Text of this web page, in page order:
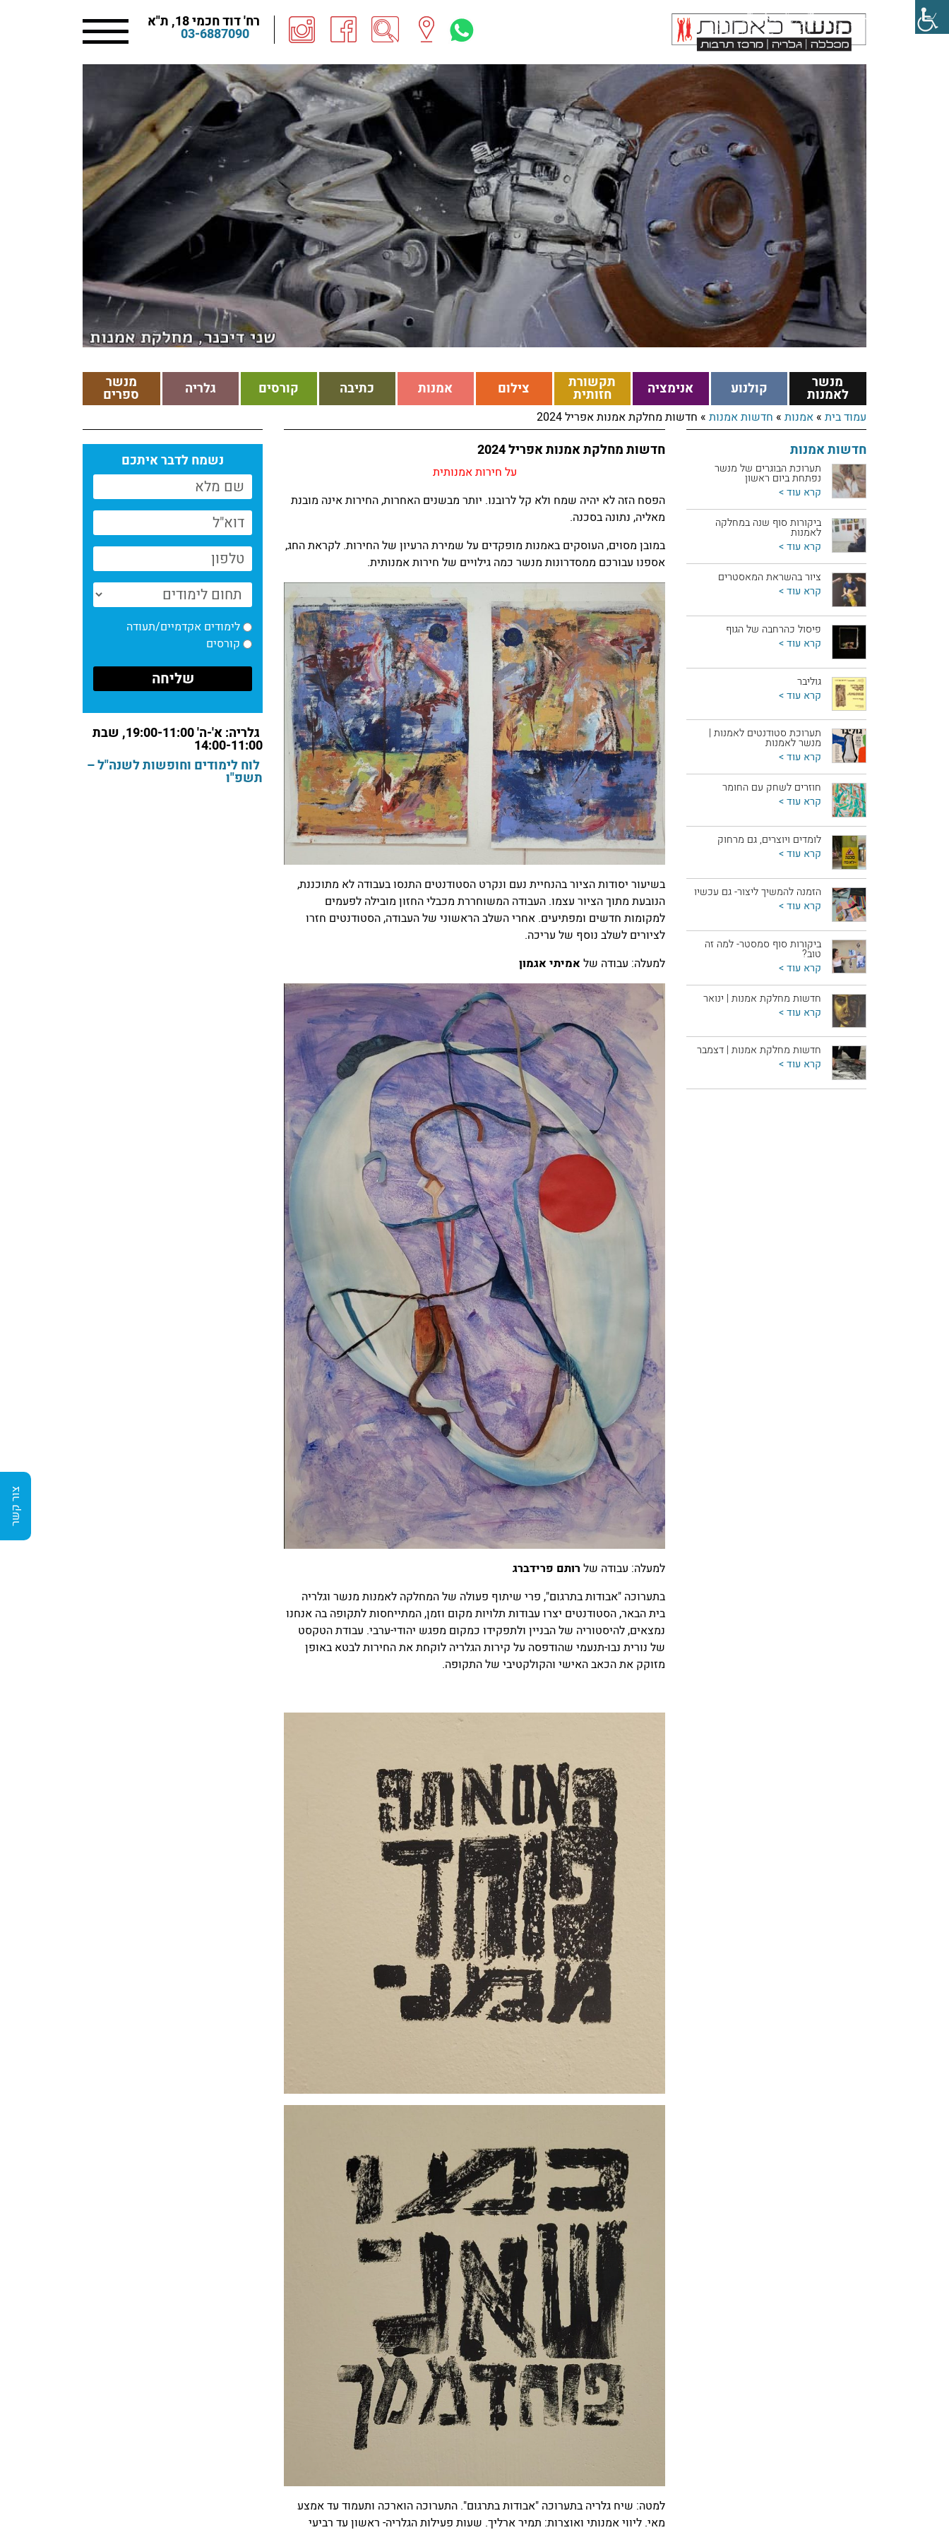
רח' דוד חכמי 18, ת"א
03-6887090
מנשר
לאמנות קולנוע אנימציה תקשורת
חזותית צילום אמנות כתיבה קורסים גלריה מנשר
ספרים
עמוד בית »אמנות » חדשות אמנות » חדשות מחלקת אמנות אפריל 2024
צור קשר
חדשות מחלקת אמנות אפריל 2024
על חירות אמנותית
הפסח הזה לא יהיה שמח ולא קל לרובנו. יותר מבשנים האחרות, החירות אינה מובנת
מאליה, נתונה בסכנה.
במובן מסוים, העוסקים באמנות מופקדים על שמירת הרעיון של החירות. לקראת החג,
אספנו עבורכם ממסדרונות מנשר כמה גילויים של חירות אמנותית.
בשיעור יסודות הציור בהנחיית נעם ונקרט הסטודנטים התנסו בעבודה לא מתוכננת,
הנובעת מתוך הציור עצמו. העבודה המשוחררת מכבלי החזון מובילה לפעמים
למקומות חדשים ומפתיעים. אחרי השלב הראשוני של העבודה, הסטודנטים חזרו
לציורים לשלב נוסף של עריכה.
למעלה: עבודה של אמיתי אגמון
למעלה: עבודה של רותם פרידברג
בתערוכה "אבודות בתרגום", פרי שיתוף פעולה של המחלקה לאמנות מנשר וגלריה
בית הבאר, הסטודנטים יצרו עבודות תלויות מקום וזמן, המתייחסות לתקופה בה אנחנו
נמצאים, להיסטוריה של הבניין ולתפקידו כמקום מפגש יהודי-ערבי. עבודת הטקסט
של נורית נבו-תנעמי שהודפסה על קירות הגלריה לוקחת את החירות לבטא באופן
מזוקק את הכאב האישי והקולקטיבי של התקופה.
למטה: שיח גלריה בתערוכה "אבודות בתרגום". התערוכה הוארכה ותעמוד עד אמצע
מאי. ליווי אמנותי ואוצרות: תמיר ארליך. שעות פעילות הגלריה- ראשון עד רביעי
חדשות אמנות
תערוכת הבוגרים של מנשר
נפתחת ביום ראשון
קרא עוד >
ביקורות סוף שנה במחלקה
לאמנות
קרא עוד >
ציור בהשראת המאסטרים
קרא עוד >
פיסול כהרחבה של הגוף
קרא עוד >
גוליבר
קרא עוד >
תערוכת סטודנטים לאמנות |
מנשר לאמנות
קרא עוד >
חוזרים לשחק עם החומר
קרא עוד >
לומדים ויוצרים, גם מרחוק
קרא עוד >
הזמנה להמשיך ליצור- גם עכשיו
קרא עוד >
ביקורות סוף סמסטר- למה זה
טוב?
קרא עוד >
חדשות מחלקת אמנות | ינואר
קרא עוד >
חדשות מחלקת אמנות | דצמבר
קרא עוד >
נשמח לדבר איתכם
לימודים אקדמיים/תעודה
קורסים
גלריה: א'-ה' 19:00-11:00, שבת
14:00-11:00
לוח לימודים וחופשות לשנה"ל –
תשפ"ו